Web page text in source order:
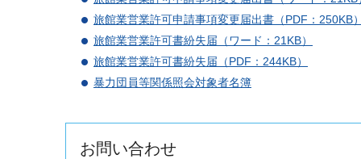
旅館業営業許可申請事項変更届出書（PDF：250KB
旅館業営業許可書紛失届（ワード：21KB）
旅館業営業許可書紛失届（PDF：244KB）
暴力団員等関係照会対象者名簿
お問い合わせ